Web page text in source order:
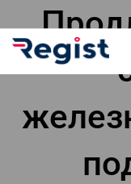
к
содержимому